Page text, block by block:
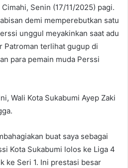
Senin (17/11/2025) pagi.
demi memperebutkan satu
unggul meyakinkan saat adu
Patroman terlihat gugup di
para pemain muda Perssi
Wali Kota Sukabumi Ayep Zaki
buat saya sebagai
Kota Sukabumi lolos ke Liga 4
ke Seri 1. Ini prestasi besar